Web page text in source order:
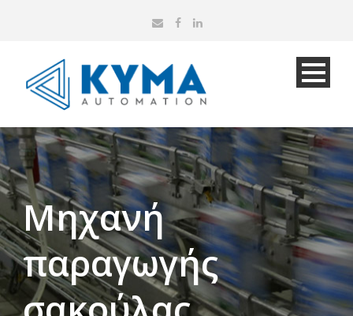
Μηχανή
παραγωγής